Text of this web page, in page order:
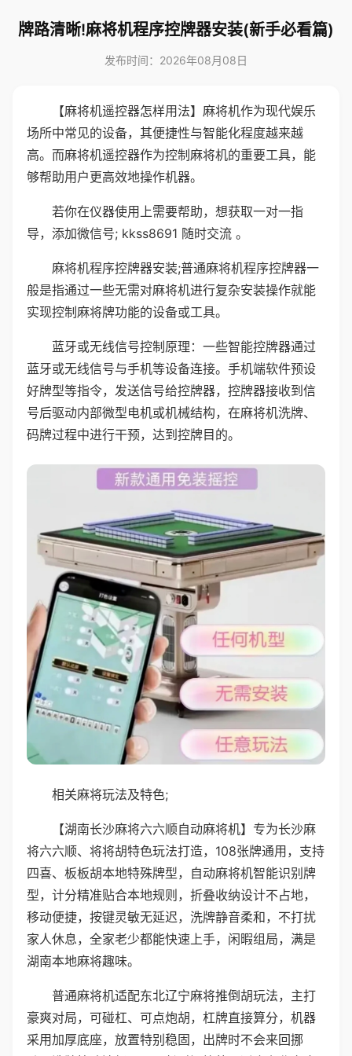
牌路清晰!麻将机程序控牌器安装(新手必看篇)
发布时间：2026年08月08日
【麻将机遥控器怎样用法】麻将机作为现代娱乐
场所中常见的设备，其便捷性与智能化程度越来越
高。而麻将机遥控器作为控制麻将机的重要工具，能
够帮助用户更高效地操作机器。
若你在仪器使用上需要帮助，想获取一对一指
导，添加微信号; kkss8691 随时交流 。
麻将机程序控牌器安装;普通麻将机程序控牌器一
般是指通过一些无需对麻将机进行复杂安装操作就能
实现控制麻将牌功能的设备或工具。
蓝牙或无线信号控制原理：一些智能控牌器通过
蓝牙或无线信号与手机等设备连接。手机端软件预设
好牌型等指令，发送信号给控牌器，控牌器接收到信
号后驱动内部微型电机或机械结构，在麻将机洗牌、
码牌过程中进行干预，达到控牌目的。
相关麻将玩法及特色;
【湖南长沙麻将六六顺自动麻将机】专为长沙麻
将六六顺、将将胡特色玩法打造，108张牌通用，支持
四喜、板板胡本地特殊牌型，自动麻将机智能识别牌
型，计分精准贴合本地规则，折叠收纳设计不占地，
移动便捷，按键灵敏无延迟，洗牌静音柔和，不打扰
家人休息，全家老少都能快速上手，闲暇组局，满是
湖南本地麻将趣味。
普通麻将机适配东北辽宁麻将推倒胡玩法，主打
豪爽对局，可碰杠、可点炮胡，杠牌直接算分，机器
采用加厚底座，放置特别稳固，出牌时不会来回挪